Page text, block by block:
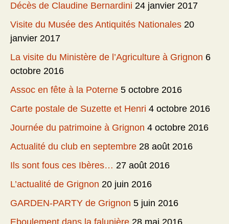
Décès de Claudine Bernardini 24 janvier 2017
Visite du Musée des Antiquités Nationales 20
janvier 2017
La visite du Ministère de l’Agriculture à Grignon 6
octobre 2016
Assoc en fête à la Poterne 5 octobre 2016
Carte postale de Suzette et Henri 4 octobre 2016
Journée du patrimoine à Grignon 4 octobre 2016
Actualité du club en septembre 28 août 2016
Ils sont fous ces Ibères… 27 août 2016
L’actualité de Grignon 20 juin 2016
GARDEN-PARTY de Grignon 5 juin 2016